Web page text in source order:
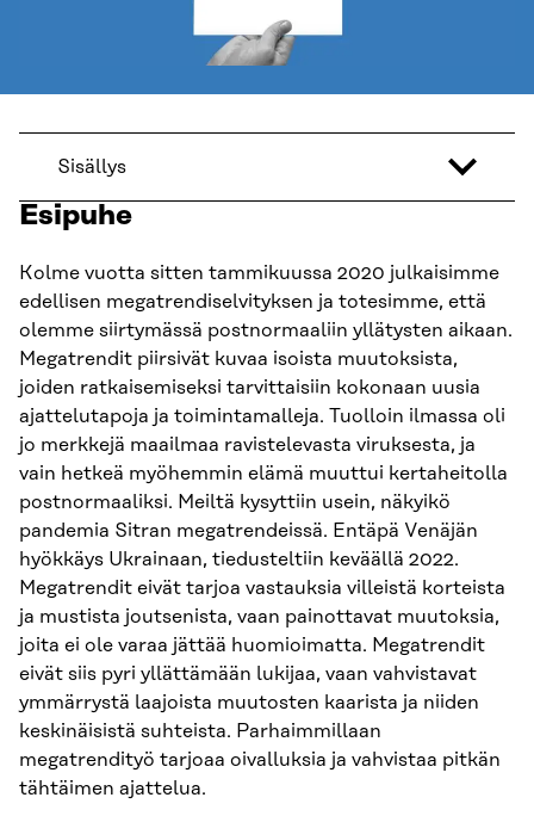
Sisällys
Esipuhe
Kolme vuotta sitten tammikuussa 2020 julkaisimme
edellisen megatrendiselvityksen ja totesimme, että
olemme siirtymässä postnormaaliin yllätysten aikaan.
Megatrendit piirsivät kuvaa isoista muutoksista,
joiden ratkaisemiseksi tarvittaisiin kokonaan uusia
ajattelutapoja ja toimintamalleja. Tuolloin ilmassa oli
jo merkkejä maailmaa ravistelevasta viruksesta, ja
vain hetkeä myöhemmin elämä muuttui kertaheitolla
postnormaaliksi. Meiltä kysyttiin usein, näkyikö
pandemia Sitran megatrendeissä. Entäpä Venäjän
hyökkäys Ukrainaan, tiedusteltiin keväällä 2022.
Megatrendit eivät tarjoa vastauksia villeistä korteista
ja mustista joutsenista, vaan painottavat muutoksia,
joita ei ole varaa jättää huomioimatta. Megatrendit
eivät siis pyri yllättämään lukijaa, vaan vahvistavat
ymmärrystä laajoista muutosten kaarista ja niiden
keskinäisistä suhteista. Parhaimmillaan
megatrendityö tarjoaa oivalluksia ja vahvistaa pitkän
tähtäimen ajattelua.